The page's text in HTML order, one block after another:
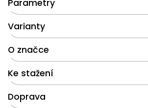
Parametry
Varianty
O značce
Ke stažení
Doprava